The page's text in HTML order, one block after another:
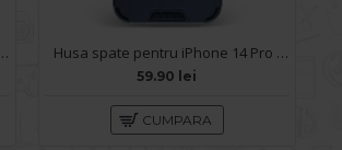
- Mantis Case Albastru / Negru Husa spate pentru iPhone 14 Pro Max - Mantis Case Navy / Negru
59.90 lei
CUMPARA